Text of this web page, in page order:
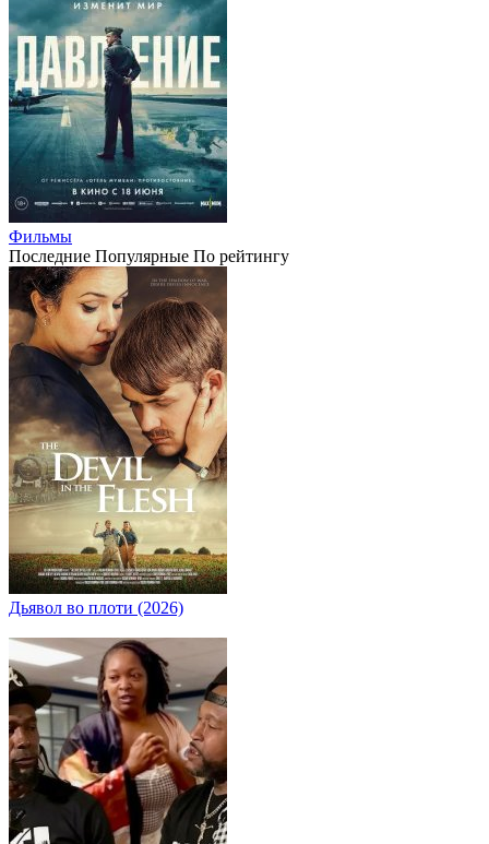
Фильмы
Последние Популярные По рейтингу
Дьявол во плоти (2026)